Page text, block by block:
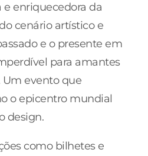
enriquecedora da
cenário artístico e
e o presente em
para amantes
Um evento que
o epicentro mundial
design.
como bilhetes e